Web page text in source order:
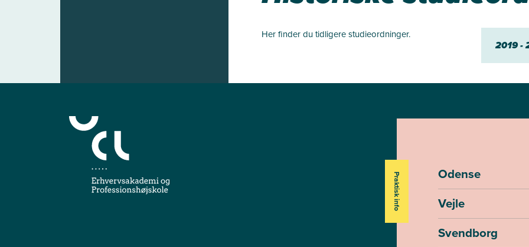
Her finder du tidligere studieordninger.
2019 -
Praktisk info
Odense
Vejle
Svendborg